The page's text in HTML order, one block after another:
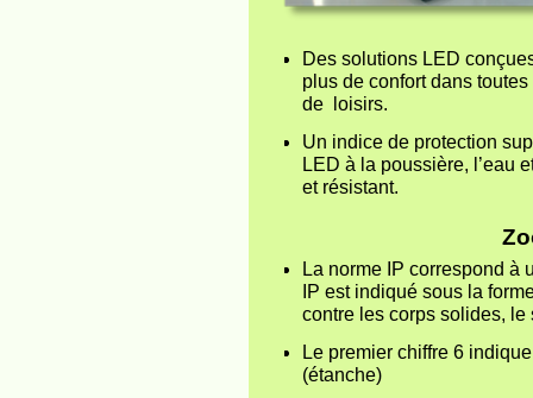
Des solutions LED
plus de confort dans
de loisirs.
Un indice de protection
LED à la poussière, l’eau
et résistant.
La norme IP correspond à
IP est indiqué sous la
contre les corps solides,
Le premier chiffre 6
(étanche)